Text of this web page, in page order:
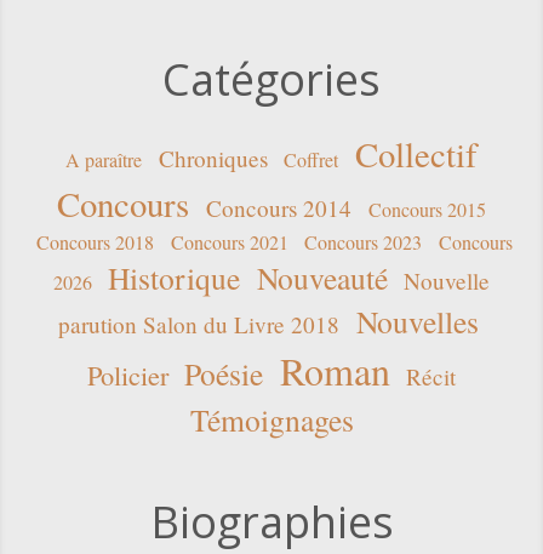
Catégories
A paraître Chroniques Coffret
Collectif
Concours Concours 2014
Concours 2015
Concours 2018
Concours 2021 Concours 2023
Concours
2026
Historique Nouveauté Nouvelle
parution Salon du Livre 2018 Nouvelles
Policier Poésie Roman Récit
Témoignages
Biographies